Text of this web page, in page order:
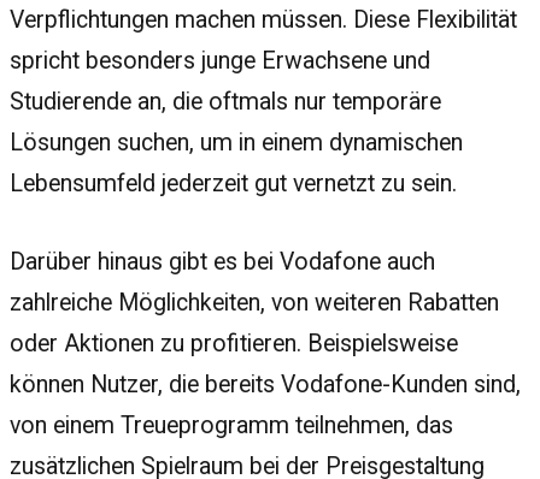
Verpflichtungen machen müssen. Diese Flexibilität
spricht besonders junge Erwachsene und
Studierende an, die oftmals nur temporäre
Lösungen suchen, um in einem dynamischen
Lebensumfeld jederzeit gut vernetzt zu sein.
Darüber hinaus gibt es bei Vodafone auch
zahlreiche Möglichkeiten, von weiteren Rabatten
oder Aktionen zu profitieren. Beispielsweise
können Nutzer, die bereits Vodafone-Kunden sind,
von einem Treueprogramm teilnehmen, das
zusätzlichen Spielraum bei der Preisgestaltung